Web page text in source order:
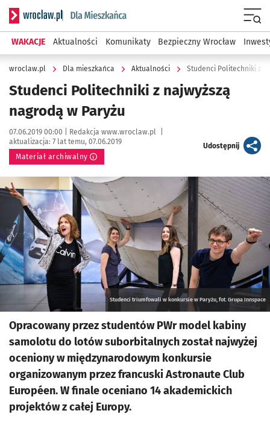
Serwis informacyjny wroclaw.pl podserwis: Dla mieszkańca
WAKACJE Aktualności Komunikaty Bezpieczny Wrocław
wroclaw.pl Dla mieszkańca Aktualności Studenci Politechniki z
Studenci Politechniki z najwyższą
nagrodą w Paryżu
Data publikacji:
07.06.2019 00:00 | Autor:
Redakcja www.wroclaw.pl
aktualizacja: 7 lat temu, 07.06.2019
Materiał archiwalny
Udostępnijartykuł
Kliknij, aby powiększyć
Studenci triumfowali w konkursie w Paryżu, fot. Grupa Innspace
Opracowany przez studentów PWr model kabiny
samolotu do lotów suborbitalnych został najwyżej
oceniony w międzynarodowym konkursie
organizowanym przez francuski Astronaute Club
Européen. W finale oceniano 14 akademickich
projektów z całej Europy.